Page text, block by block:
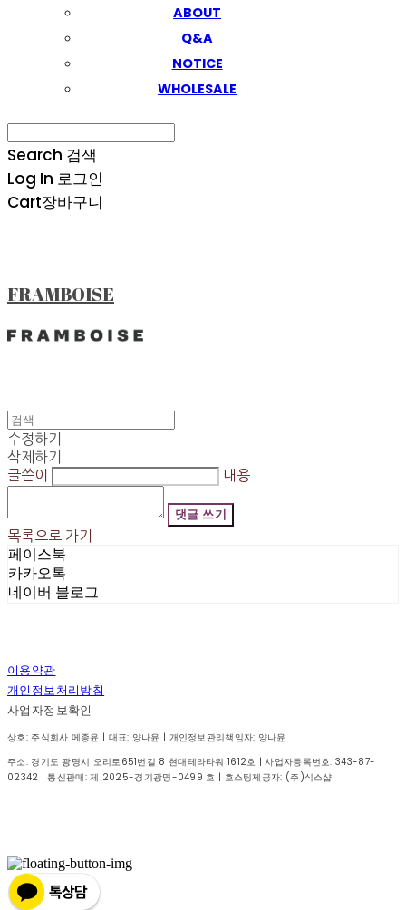
ABOUT
Q&A
NOTICE
WHOLESALE
Search 검색
Log In 로그인
Cart장바구니
FRAMBOISE
수정하기
삭제하기
글쓴이
내용
댓글 쓰기
목록으로 가기
페이스북
카카오톡
네이버 블로그
이용약관
개인정보처리방침
사업자정보확인
상호: 주식회사 메종윤 | 대표: 양나윤 | 개인정보관리책임자: 양나윤
주소: 경기도 광명시 오리로651번길 8 현대테라타워 1612호 | 사업자등록번호:343-87-
02342 | 통신판매:제 2025-경기광명-0499 호 | 호스팅제공자: (주)식스샵